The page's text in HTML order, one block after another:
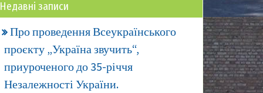
Недавні записи
Про проведення Всеукраїнського
проєкту „Україна звучить“,
приуроченого до 35-річчя
Незалежності України.